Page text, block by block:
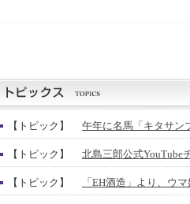
【トピック】 午年に名馬「キタサン
【トピック】 北島三郎公式YouTube
【トピック】 「EH酒造」より、ウ